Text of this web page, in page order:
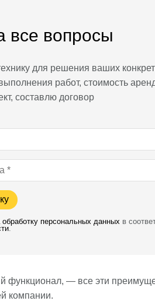
все вопросы
для решения ваших
работ, стоимость
составлю договор
обработку персональных данных в
.
функционал, — все эти
компании.